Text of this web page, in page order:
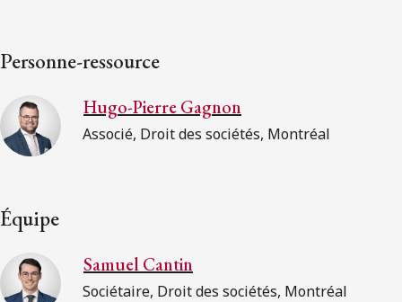
Personne-ressource
Hugo-Pierre Gagnon
Associé, Droit des sociétés, Montréal
Équipe
Samuel Cantin
Sociétaire, Droit des sociétés, Montréal